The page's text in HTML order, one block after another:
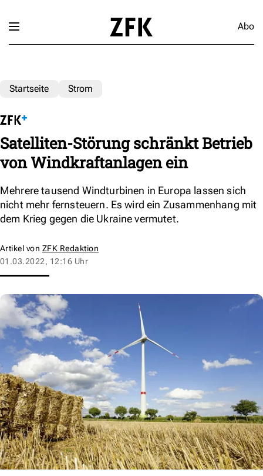
Abo
Startseite Strom
Satelliten-Störung schränkt Betrieb
von Windkraftanlagen ein
Mehrere tausend Windturbinen in Europa lassen sich
nicht mehr fernsteuern. Es wird ein Zusammenhang mit
dem Krieg gegen die Ukraine vermutet.
Artikel von ZFK Redaktion
01.03.2022, 12:16 Uhr